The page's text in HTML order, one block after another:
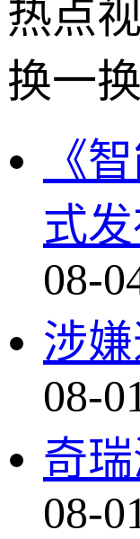
热点
换一换
《
式
08-
涉
08-
奇
08-